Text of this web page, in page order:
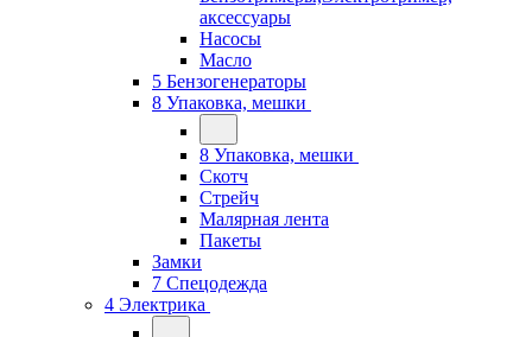
аксессуары
Насосы
Масло
5 Бензогенераторы
8 Упаковка, мешки
8 Упаковка, мешки
Скотч
Стрейч
Малярная лента
Пакеты
Замки
7 Спецодежда
4 Электрика